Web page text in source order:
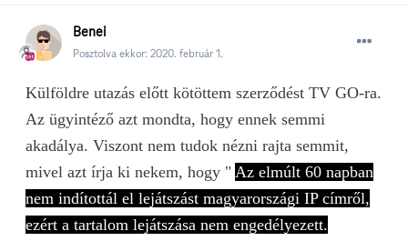
Benei
Posztolva ekkor: 2020. február 1.
Külföldre utazás előtt kötöttem szerződést TV GO-ra.
Az ügyintéző azt mondta, hogy ennek semmi
akadálya. Viszont nem tudok nézni rajta semmit,
mivel azt írja ki nekem, hogy " Az elmúlt 60 napban
nem indítottál el lejátszást magyarországi IP címről,
ezért a tartalom lejátszása nem engedélyezett.